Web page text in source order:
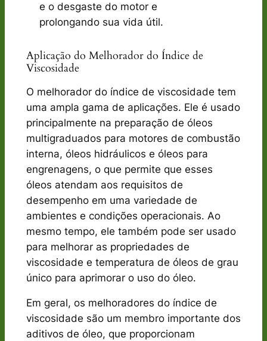
e o desgaste do motor e
prolongando sua vida útil.
Aplicação do Melhorador do Índice de
Viscosidade
O melhorador do índice de viscosidade tem
uma ampla gama de aplicações. Ele é usado
principalmente na preparação de óleos
multigraduados para motores de combustão
interna, óleos hidráulicos e óleos para
engrenagens, o que permite que esses
óleos atendam aos requisitos de
desempenho em uma variedade de
ambientes e condições operacionais. Ao
mesmo tempo, ele também pode ser usado
para melhorar as propriedades de
viscosidade e temperatura de óleos de grau
único para aprimorar o uso do óleo.
Em geral, os melhoradores do índice de
viscosidade são um membro importante dos
aditivos de óleo, que proporcionam